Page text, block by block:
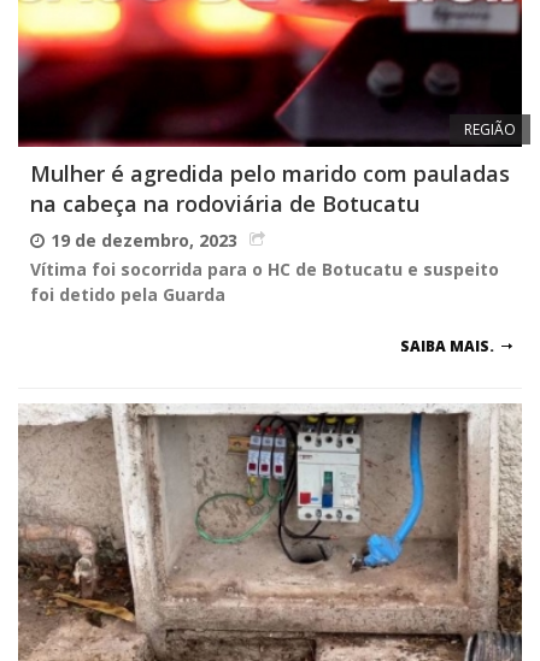
REGIÃO
Mulher é agredida pelo marido com pauladas
na cabeça na rodoviária de Botucatu
19 de dezembro, 2023
Vítima foi socorrida para o HC de Botucatu e suspeito
foi detido pela Guarda
SAIBA MAIS.